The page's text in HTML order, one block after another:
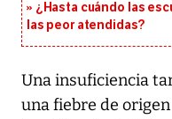
¿Hasta cuándo las
las peor atendidas?
Una insuficiencia
una fiebre de